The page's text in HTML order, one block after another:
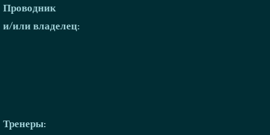
Проводник
и/или владелец:
Тренеры: